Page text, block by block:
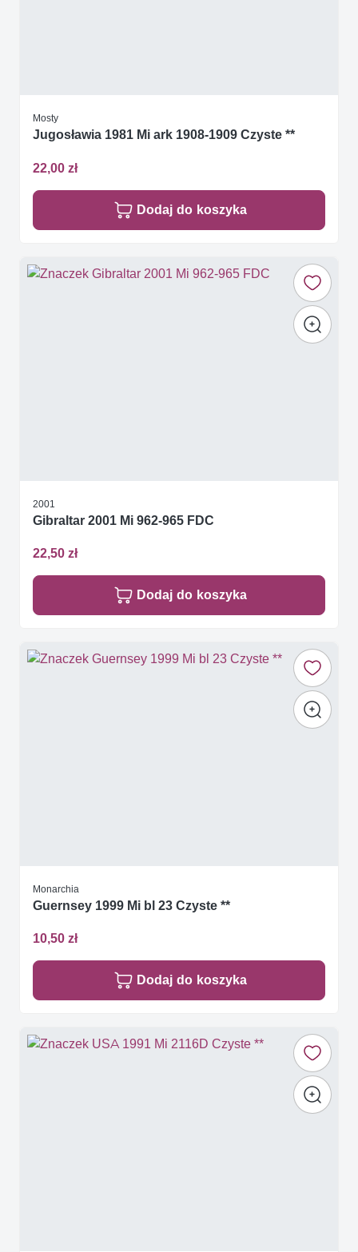
Mosty
Jugosławia 1981 Mi ark 1908-1909 Czyste **
22,00 zł
Dodaj do koszyka
2001
Gibraltar 2001 Mi 962-965 FDC
22,50 zł
Dodaj do koszyka
Monarchia
Guernsey 1999 Mi bl 23 Czyste **
10,50 zł
Dodaj do koszyka